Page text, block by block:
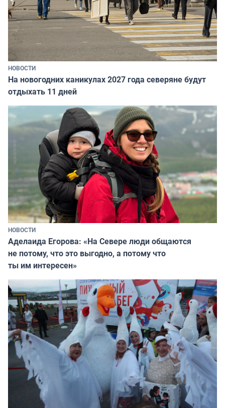
НОВОСТИ
На новогодних каникулах 2027 года северяне будут
отдыхать 11 дней
НОВОСТИ
Аделаида Егорова: «На Севере люди общаются
не потому, что это выгодно, а потому что
ты им интересен»